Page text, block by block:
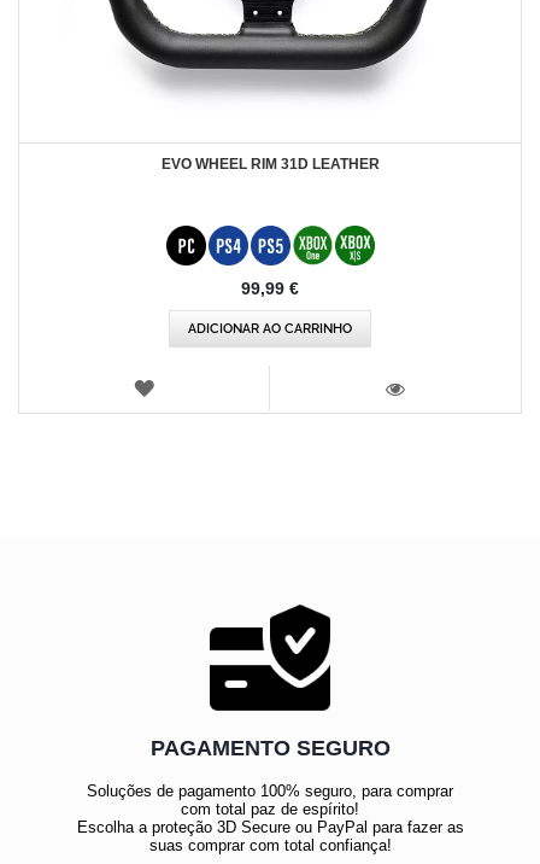
EVO WHEEL RIM 31D LEATHER
99,99 €
ADICIONAR AO CARRINHO
LISTA
VISTA
PAGAMENTO SEGURO
Soluções de pagamento 100% seguro, para comprar
com total paz de espírito!
Escolha a proteção 3D Secure ou PayPal para fazer as
suas comprar com total confiança!